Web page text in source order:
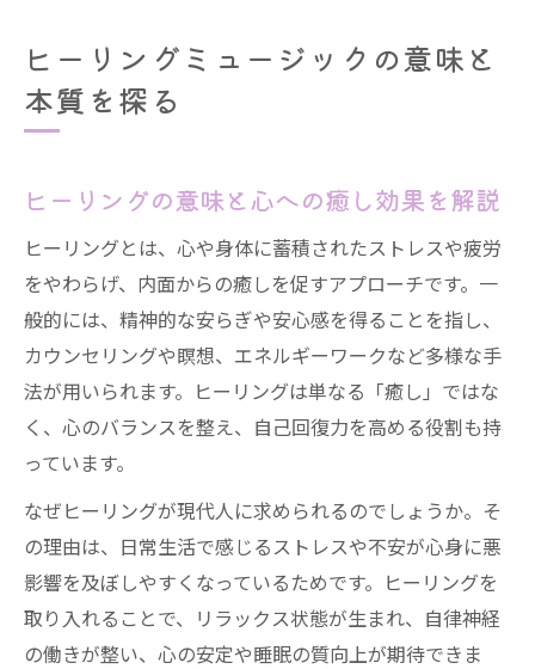
て楽しむコツ
ヒーリングとリラックスを結ぶ音楽の役割
ヒーリングでストレス緩和に期待できる理
ヒーリングミュージックの効果ない派も納
得の研究
波の音とヒーリング音楽が睡眠に与える影
響
ヒーリング音楽で副交感神経が活性化する
仕組み
底解説
科学的根拠から考える癒しの力
ヒーリングミュージックの科学的効果とは
何か
ヒーリングミュージックの意味と
本質を探る
ヒーリングの意味と心への癒し効果を解説
ヒーリングとは、心や身体に蓄積されたストレスや疲労
をやわらげ、内面からの癒しを促すアプローチです。一
般的には、精神的な安らぎや安心感を得ることを指し、
カウンセリングや瞑想、エネルギーワークなど多様な手
法が用いられます。ヒーリングは単なる「癒し」ではな
く、心のバランスを整え、自己回復力を高める役割も持
っています。
なぜヒーリングが現代人に求められるのでしょうか。そ
の理由は、日常生活で感じるストレスや不安が心身に悪
影響を及ぼしやすくなっているためです。ヒーリングを
取り入れることで、リラックス状態が生まれ、自律神経
の働きが整い、心の安定や睡眠の質向上が期待できま